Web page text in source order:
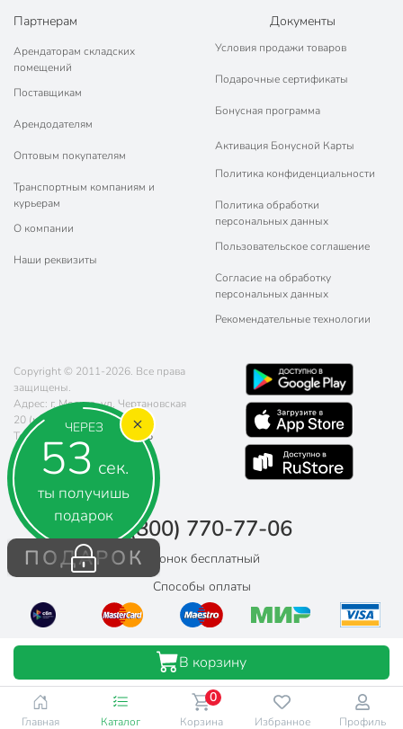
ЧЕРЕЗ
52 сек.
ты получишь
подарок
ПОДАРОК
Партнерам
Арендаторам складских
помещений
Поставщикам
Арендодателям
Оптовым покупателям
Транспортным компаниям и
курьерам
О компании
Наши реквизиты
Документы
Условия продажи товаров
Подарочные сертификаты
Бонусная программа
Активация Бонусной Карты
Политика конфиденциальности
Политика обработки
персональных данных
Пользовательское соглашение
Согласие на обработку
персональных данных
Рекомендательные технологии
Copyright © 2011-2026. Все права
защищены.
Адрес: г. Москва, ул. Чертановская
20 (метро Южная)
Телефон:
8 (800) 770-77-06
Почта:sales@poryadok.ru
8 (800) 770-77-06
Звонок бесплатный
Способы оплаты
Главная Каталог Корзина
0
Избранное Профиль
В корзину